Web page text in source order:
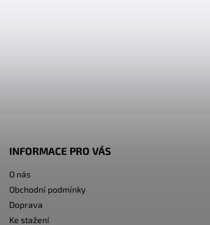
INFORMACE PRO VÁS
O nás
Obchodní podmínky
Doprava
Ke stažení